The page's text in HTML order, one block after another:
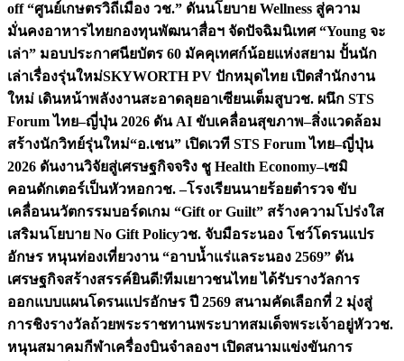
off “ศูนย์เกษตรวิถีเมือง วช.” ดันนโยบาย Wellness สู่ความ
มั่นคงอาหารไทยกองทุนพัฒนาสื่อฯ จัดปัจฉิมนิเทศ “Young จะ
เล่า” มอบประกาศนียบัตร 60 มัคคุเทศก์น้อยแห่งสยาม ปั้นนัก
เล่าเรื่องรุ่นใหม่SKYWORTH PV ปักหมุดไทย เปิดสำนักงาน
ใหม่ เดินหน้าพลังงานสะอาดลุยอาเซียนเต็มสูบวช. ผนึก STS
Forum ไทย–ญี่ปุ่น 2026 ดัน AI ขับเคลื่อนสุขภาพ–สิ่งแวดล้อม
สร้างนักวิทย์รุ่นใหม่“อ.เชน” เปิดเวที STS Forum ไทย–ญี่ปุ่น
2026 ดันงานวิจัยสู่เศรษฐกิจจริง ชู Health Economy–เซมิ
คอนดักเตอร์เป็นหัวหอกวช. –โรงเรียนนายร้อยตำรวจ ขับ
เคลื่อนนวัตกรรมบอร์ดเกม “Gift or Guilt” สร้างความโปร่งใส
เสริมนโยบาย No Gift Policyวช. จับมือระนอง โชว์โดรนแปร
อักษร หนุนท่องเที่ยวงาน “อาบน้ำแร่แลระนอง 2569” ดัน
เศรษฐกิจสร้างสรรค์ยินดี!ทีมเยาวชนไทย ได้รับรางวัลการ
ออกแบบแผนโดรนแปรอักษร ปี 2569 สนามคัดเลือกที่ 2 มุ่งสู่
การชิงรางวัลถ้วยพระราชทานพระบาทสมเด็จพระเจ้าอยู่หัววช.
หนุนสมาคมกีฬาเครื่องบินจำลองฯ เปิดสนามแข่งขันการ